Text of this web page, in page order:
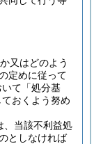
又はどのよう
定めに従って
いて「処分基
おくよう努め
、当該不利益処
としなければ